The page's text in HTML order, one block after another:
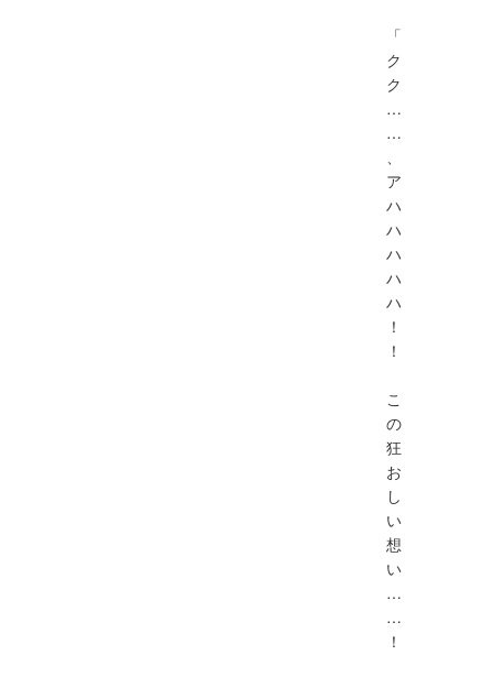
「
ク
ク
…
…
、
ア
ハ
ハ
ハ
ハ
ハ
！
！
こ
の
狂
お
し
い
想
い
…
…
！